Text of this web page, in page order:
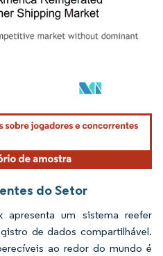
requer atribuição conforme CC BY 4.0.
do Setor
apresenta um sistema reefer
de dados compartilhável.
ao redor do mundo é